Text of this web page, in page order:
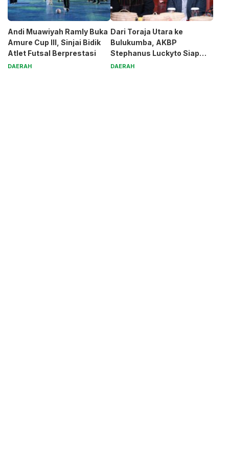
Andi Muawiyah Ramly Buka
Amure Cup III, Sinjai Bidik
Atlet Futsal Berprestasi
DAERAH
Dari Toraja Utara ke
Bulukumba, AKBP
Stephanus Luckyto Siap
Jaga Kamtibmas
DAERAH